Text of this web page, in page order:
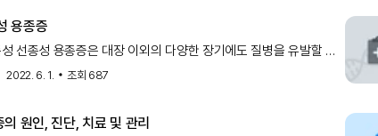
용종증
선종성 용종증은 대장 이외의 다양한 장기에도 질병을 유발할 수
암, 담관암, 위암, 피부, 뼈, 치아, 결체조직에 다양한 질환 및 종괴를
2022. 6. 1. 조회 687
원인, 진단, 치료 및 관리